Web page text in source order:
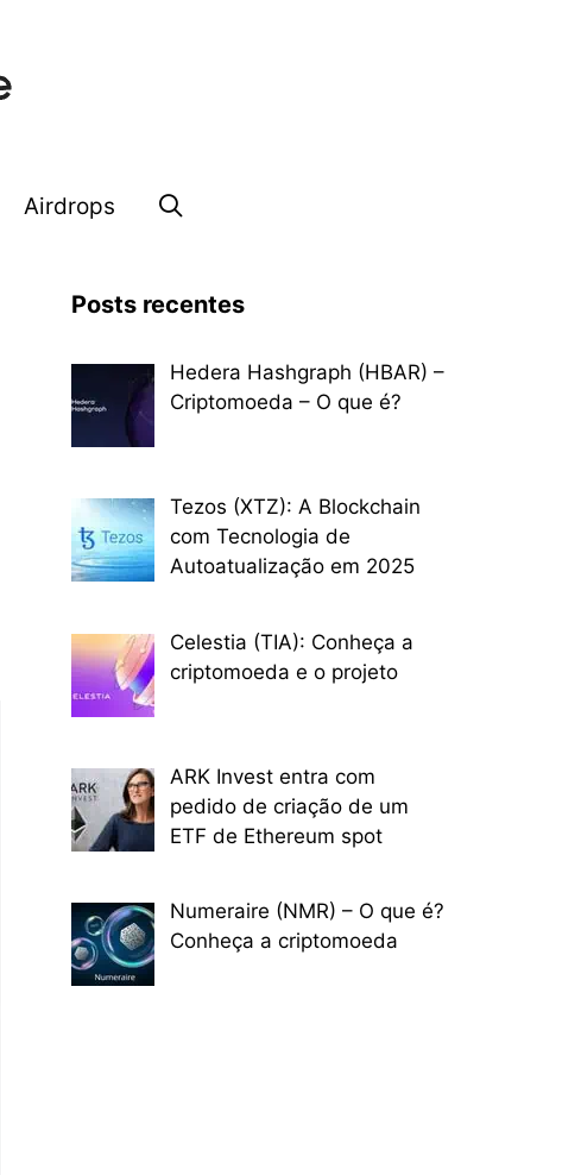
Airdrops
Posts recentes
Hedera Hashgraph (HBAR) –
Criptomoeda – O que é?
Tezos (XTZ): A Blockchain
com Tecnologia de
Autoatualização em 2025
Celestia (TIA): Conheça a
criptomoeda e o projeto
ARK Invest entra com
pedido de criação de um
ETF de Ethereum spot
Numeraire (NMR) – O que é?
Conheça a criptomoeda